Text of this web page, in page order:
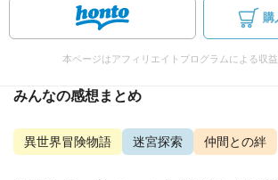
購
本ページはアフィリエイトプログラムによる収
みんなの感想まとめ
異世界冒険物語 迷宮探索 仲間との絆